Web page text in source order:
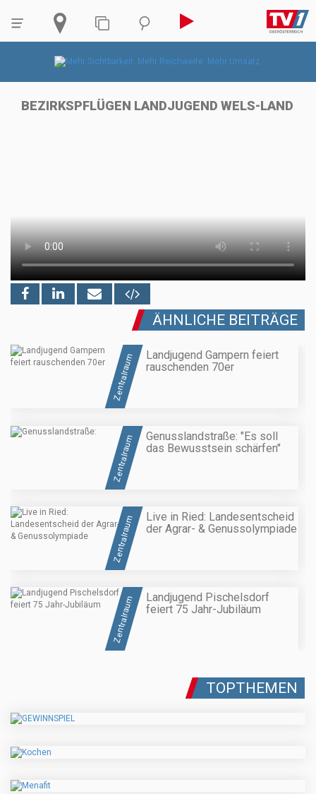
BEZIRKSPFLÜGEN LANDJUGEND WELS-LAND
ÄHNLICHE BEITRÄGE
Zentralraum
Landjugend Gampern feiert
rauschenden 70er
Zentralraum
Genusslandstraße: "Es soll
das Bewusstsein schärfen"
Zentralraum
Live in Ried: Landesentscheid
der Agrar- & Genussolympiade
Zentralraum
Landjugend Pischelsdorf
feiert 75 Jahr-Jubiläum
TOPTHEMEN